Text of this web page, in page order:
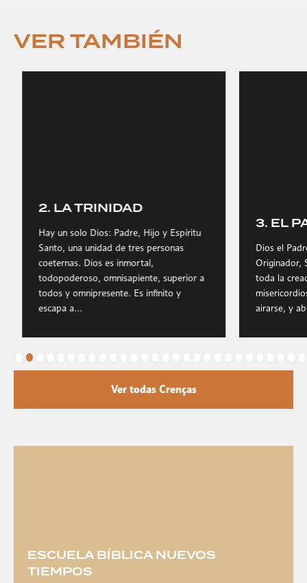
VER TAMBIÉN
2. LA TRINIDAD
Hay un solo Dios: Padre, Hijo y Espíritu
Santo, una unidad de tres personas
coeternas. Dios es inmortal,
todopoderoso, omnisapiente, superior a
todos y omnipresente. Es infinito y
escapa a...
3. EL
Dios el
Originador,
toda la
airarse, y
Ver todas Crenças
ESCUELA BÍBLICA NUEVOS
TIEMPOS